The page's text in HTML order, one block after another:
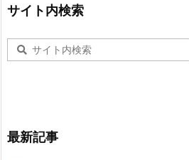
サイト内検索
最新記事